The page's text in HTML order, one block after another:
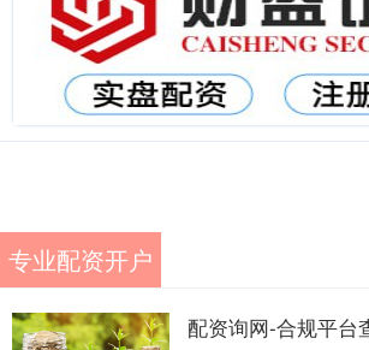
专业配资开户
配资询网-合规平台